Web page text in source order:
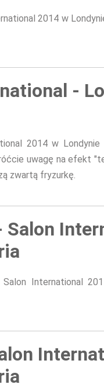
2014 w
-
2014 w
uwagę na efekt
zwartą fryzurkę.
Salon
Salon International